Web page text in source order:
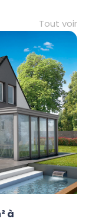
Tout voir
à